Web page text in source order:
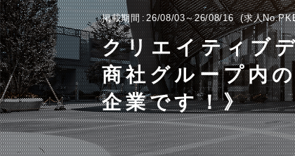
掲載期間 26/08/03～26/08/16 求人
クリエイティブ
商社グループ内
企業です！》